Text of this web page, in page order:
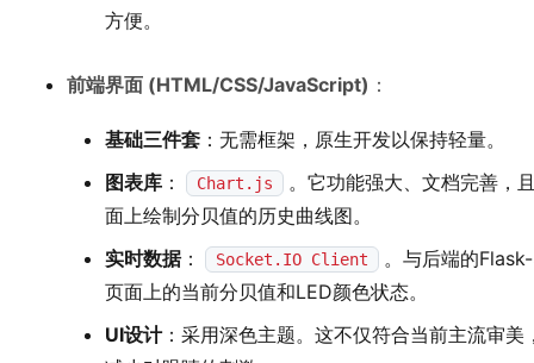
方便。
前端界面 (HTML/CSS/JavaScript) ：
基础三件套 ：无需框架，原生开发以保持轻量。
图表库 ： Chart.js
。它功能强大、文档完善，
面上绘制分贝值的历史曲线图。
实时数据： Socket.IO Client
。与后端的
页面上的当前分贝值和LED颜色状态。
UI设计：采用深色主题。这不仅符合当前主流审